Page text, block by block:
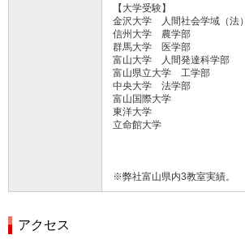
【大学受験】
金沢大学 人間社会学域（法）
信州大学 農学部
群馬大学 医学部
富山大学 人間発達科学部
富山県立大学 工学部
中央大学 法学部
富山国際大学
東洋大学
立命館大学
※弊社富山県内3教室実績。
アクセス